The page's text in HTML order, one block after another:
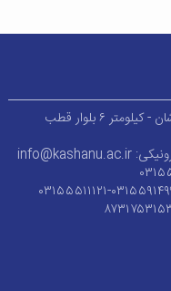
کاشان - کیلومتر ۶ بلوار قطب
info@kashanu.ac.ir
۰۳۱۵۵۹۱۴۹۹۹